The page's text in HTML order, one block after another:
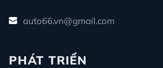
auto66.vn@gmail.com
PHÁT TRIỂN